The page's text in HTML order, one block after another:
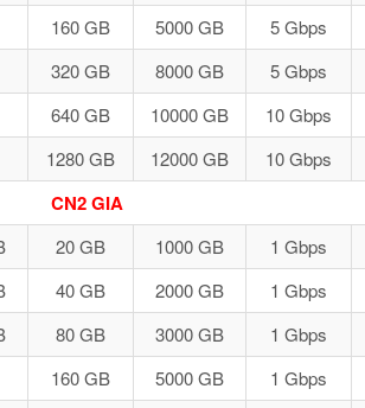
160 GB 5000 GB 5 Gbps
320 GB 8000 GB 5 Gbps
640 GB 10000 GB 10 Gbps
1280 GB 12000 GB 10 Gbps
CN2 GIA
20 GB 1000 GB 1 Gbps
40 GB 2000 GB 1 Gbps
80 GB 3000 GB 1 Gbps
160 GB 5000 GB 1 Gbps